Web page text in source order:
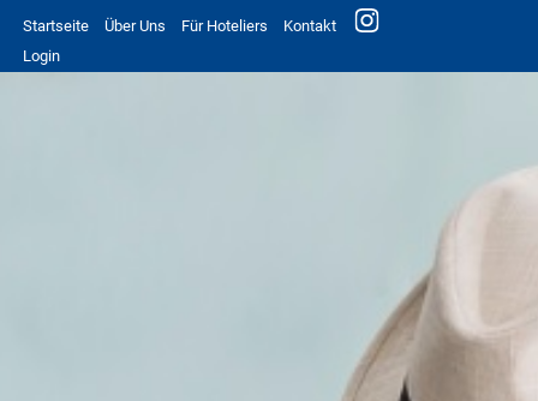
Startseite Über Uns Für Hoteliers
Kontakt
Login